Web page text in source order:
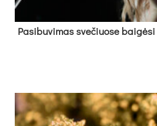
Pa­si­bu­vi­mas sve­čiuo­se